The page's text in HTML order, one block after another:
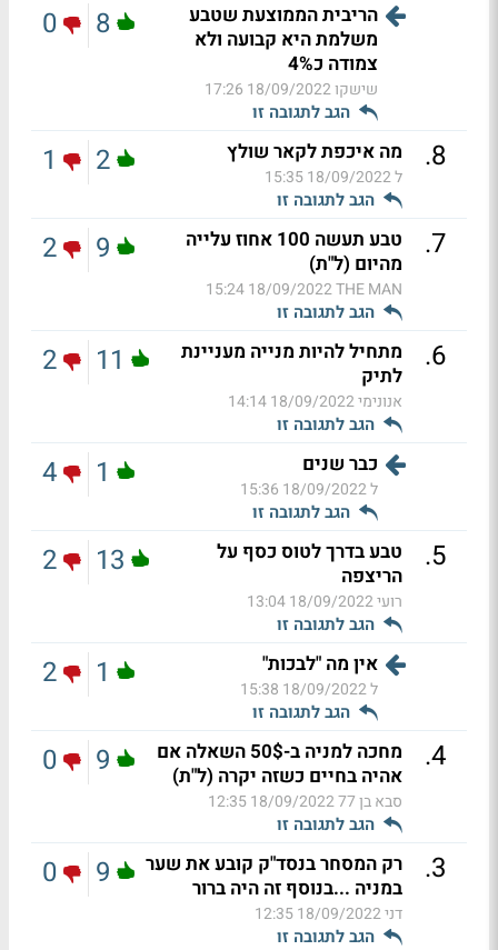
הריבית הממוצעת שטבע
משלמת היא קבועה ולא
צמודה כ4%
שישקו18/09/2022 17:26
הגב לתגובה זו
8
0
8
. מה איכפת לקאר שולץ
ל18/09/2022 15:35
הגב לתגובה זו
2
1
7
.
טבע תעשה 100 אחוז עלייה
מהיום (ל"ת)
THE MAN
18/09/2022 15:24
הגב לתגובה זו
9
2
6
.
מתחיל להיות מנייה מעניינת
לתיק
אנונימי18/09/2022 14:14
הגב לתגובה זו
11
2
כבר שנים
ל18/09/2022 15:36
הגב לתגובה זו
1
4
5
.
טבע בדרך לטוס כסף על
הריצפה
רועי18/09/2022 13:04
הגב לתגובה זו
13
2
אין מה "לבכות"
ל18/09/2022 15:38
הגב לתגובה זו
1
2
4
.
מחכה למניה ב-50$ השאלה אם
אהיה בחיים כשזה יקרה (ל"ת)
סבא בן 77 18/09/2022 12:35
הגב לתגובה זו
9
0
3
.
רק המסחר בנסד"ק קובע את שער
במניה ...בנוסף זה היה ברור
דני18/09/2022 12:35
הגב לתגובה זו
9
0